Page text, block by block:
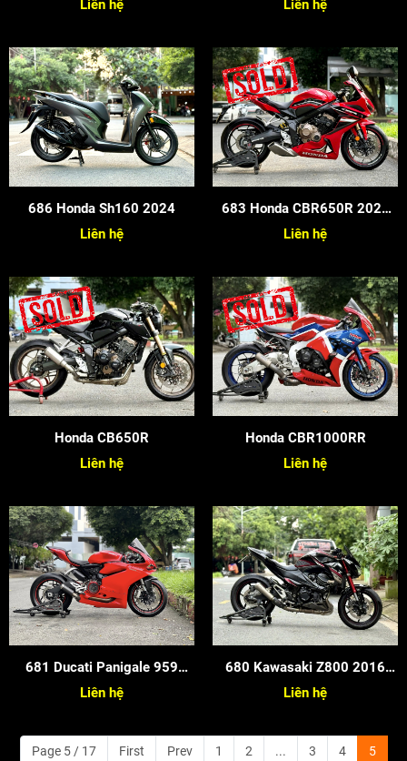
Liên hệ Liên hệ
686 Honda Sh160 2024
Liên hệ
683 Honda CBR650R 2022
Siêu Cọp
Liên hệ
Honda CB650R
Liên hệ
Honda CBR1000RR
Liên hệ
681 Ducati Panigale 959
2017
Liên hệ
680 Kawasaki Z800 2016
Candy
Liên hệ
Page 5 / 17 First Prev 1 2 ... 3 4 5